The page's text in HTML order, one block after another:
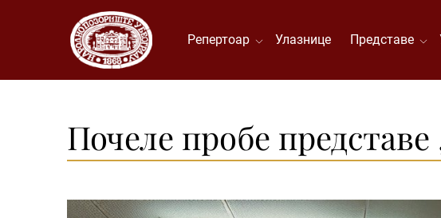
Репертоар Улазнице Представе
Почеле пробе